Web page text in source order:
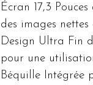
Écran 17,3
des images
Design Ultra Fin
pour une
Béquille Intégrée